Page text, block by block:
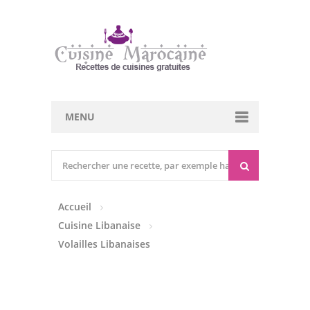
MENU
Entrées Froides
Tajines
Accueil
Cuisine Libanaise
Volailles Libanaises